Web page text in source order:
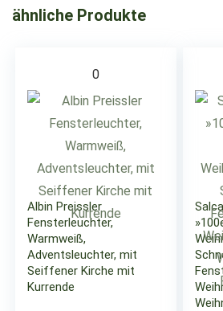
ähnliche Produkte
0
Albin Preissler
Fensterleuchter,
Warmweiß,
Adventsleuchter, mit
Seiffener Kirche mit
Kurrende